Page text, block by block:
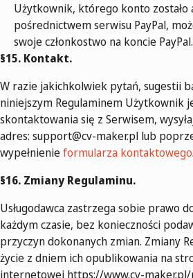
Użytkownik, którego konto zostało
pośrednictwem serwisu PayPal,
swoje członkostwo na koncie PayPal.
§15. Kontakt.
W razie jakichkolwiek pytań, sugestii
niniejszym Regulaminem Użytkownik
skontaktowania się z Serwisem,
adres: support@cv-maker.pl lub
wypełnienieformularza kontaktowego.
§16. Zmiany Regulaminu.
Usługodawca zastrzega sobie prawo
każdym czasie, bez konieczności
przyczyn dokonanych zmian. Zmiany
życie z dniem ich opublikowania na
internetowej https://www.cv-